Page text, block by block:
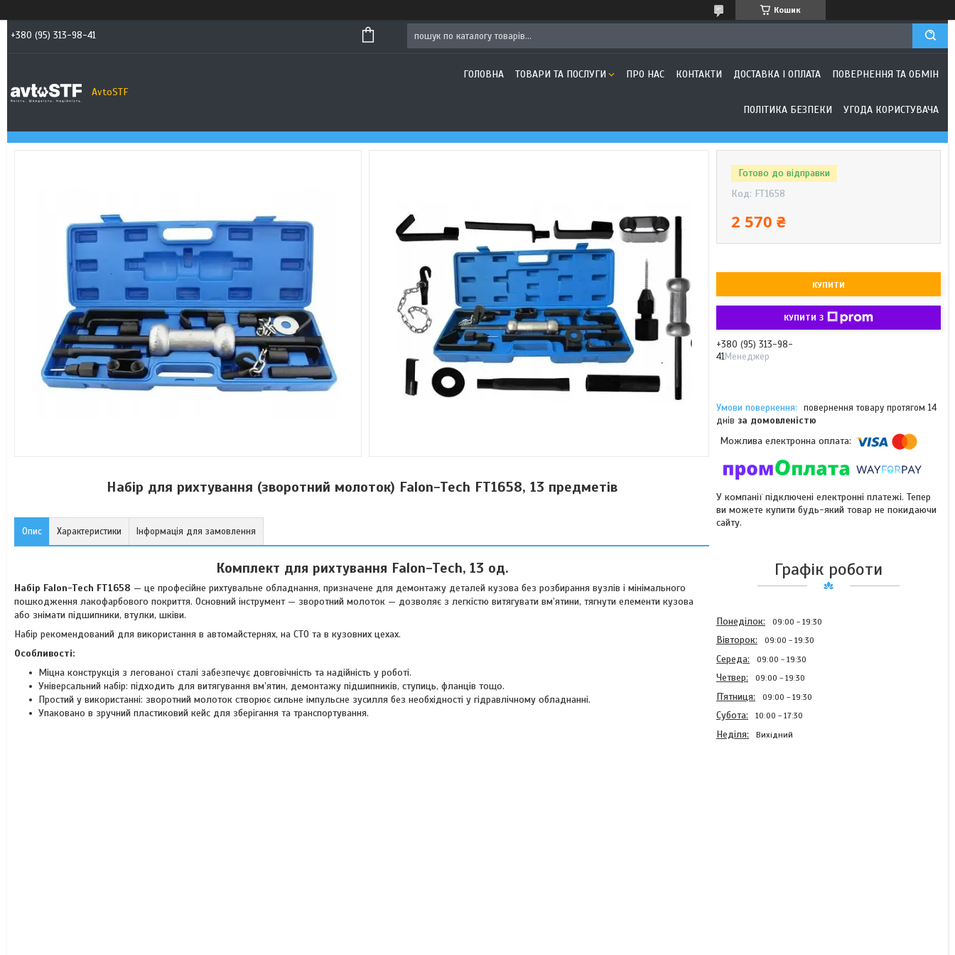
Кошик
+380 (95) 313-98-41
AvtoSTF
ГОЛОВНА ТОВАРИ ТА ПОСЛУГИ ПРО НАС КОНТАКТИ ДОСТАВКА І ОПЛАТА ПОВЕРНЕННЯ ТА ОБМІН
ПОЛІТИКА БЕЗПЕКИ УГОДА КОРИСТУВАЧА
Набір для рихтування (зворотний молоток) Falon-Tech FT1658, 13 предметів
Опис Характеристики Інформація для замовлення
Комплект для рихтування Falon-Tech, 13 од.
Набір Falon-Tech FT1658 — це професійне рихтувальне обладнання, призначене для демонтажу деталей кузова без розбирання вузлів і мінімального
пошкодження лакофарбового покриття. Основний інструмент — зворотний молоток — дозволяє з легкістю витягувати вм’ятини, тягнути елементи кузова
або знімати підшипники, втулки, шківи.
Набір рекомендований для використання в автомайстернях, на СТО та в кузовних цехах.
Особливості:
Міцна конструкція з легованої сталі забезпечує довговічність та надійність у роботі.
Універсальний набір: підходить для витягування вм’ятин, демонтажу підшипників, ступиць, фланців тощо.
Простий у використанні: зворотний молоток створює сильне імпульсне зусилля без необхідності у гідравлічному обладнанні.
Упаковано в зручний пластиковий кейс для зберігання та транспортування.
Готово до відправки
Код: FT1658
2 570 ₴
КУПИТИ
КУПИТИ З
+380 (95) 313-98-
41Менеджер
повернення товару протягом 14
днів за домовленістю
У компанії підключені електронні платежі. Тепер
ви можете купити будь-який товар не покидаючи
сайту.
Графік роботи
Понеділок 09:00 19:30
Вівторок 09:00 19:30
Середа 09:00 19:30
Четвер 09:00 19:30
Пʼятниця 09:00 19:30
Субота 10:00 17:30
Неділя Вихідний